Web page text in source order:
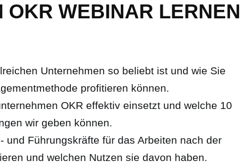
OKR WEBINAR LERNEN
Unternehmen so beliebt ist und wie Sie
profitieren können.
OKR effektiv einsetzt und welche 10
wir geben können.
und Führungskräfte für das Arbeiten nach der
und welchen Nutzen sie davon haben.